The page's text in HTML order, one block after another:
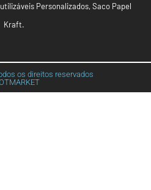
Personalizados,Saco Papel
Kraft.
os direitos reservados